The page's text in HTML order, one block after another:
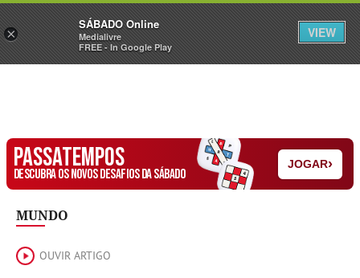
Sábado Assine Iniciar Sessão
PASSATEMPOS
DESCUBRA OS NOVOS DESAFIOS DA SÁBADO
JOGAR›
MUNDO
OUVIR ARTIGO
×
SÁBADO Online
Medialivre
FREE - In Google Play
VIEW